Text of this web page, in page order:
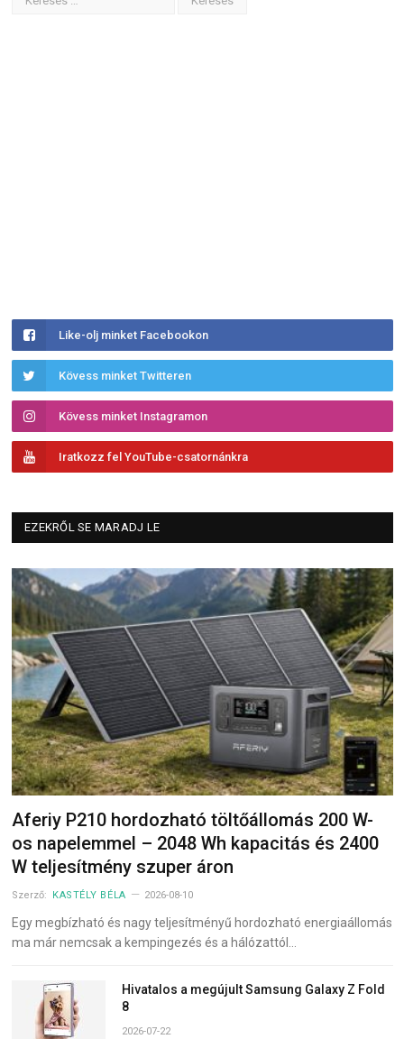
Like-olj minket Facebookon
Kövess minket Twitteren
Kövess minket Instagramon
Iratkozz fel YouTube-csatornánkra
EZEKRŐL SE MARADJ LE
Aferiy P210 hordozható töltőállomás 200 W-
os napelemmel – 2048 Wh kapacitás és 2400
W teljesítmény szuper áron
Szerző: KASTÉLY BÉLA 2026-08-10
Egy megbízható és nagy teljesítményű hordozható energiaállomás
ma már nemcsak a kempingezés és a hálózattól…
Hivatalos a megújult Samsung Galaxy Z Fold
8
2026-07-22